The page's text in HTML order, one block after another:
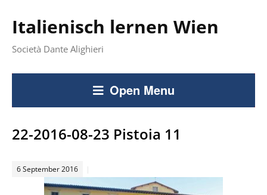
Italienisch lernen Wien
Società Dante Alighieri
Open Menu
22-2016-08-23 Pistoia 11
6 September 2016